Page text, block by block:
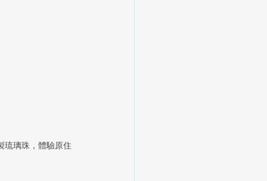
琉璃珠，體驗原住